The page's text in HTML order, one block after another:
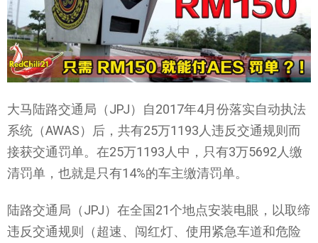
大马陆路交通局（JPJ）自2017年4月份落实自动执法
系统（AWAS）后，共有25万1193人违反交通规则而
接获交通罚单。在25万1193人中，只有3万5692人缴
清罚单，也就是只有14%的车主缴清罚单。
陆路交通局（JPJ）在全国21个地点安装电眼，以取缔
违反交通规则（超速、闯红灯、使用紧急车道和危险